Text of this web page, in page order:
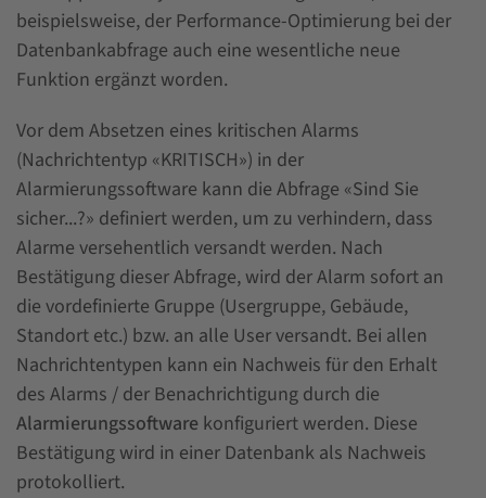
beispielsweise, der Performance-Optimierung bei der
Datenbankabfrage auch eine wesentliche neue
Funktion ergänzt worden.
Vor dem Absetzen eines kritischen Alarms
(Nachrichtentyp «KRITISCH») in der
Alarmierungssoftware kann die Abfrage «Sind Sie
sicher...?» definiert werden, um zu verhindern, dass
Alarme versehentlich versandt werden. Nach
Bestätigung dieser Abfrage, wird der Alarm sofort an
die vordefinierte Gruppe (Usergruppe, Gebäude,
Standort etc.) bzw. an alle User versandt. Bei allen
Nachrichtentypen kann ein Nachweis für den Erhalt
des Alarms / der Benachrichtigung durch die
Alarmierungssoftware konfiguriert werden. Diese
Bestätigung wird in einer Datenbank als Nachweis
protokolliert.